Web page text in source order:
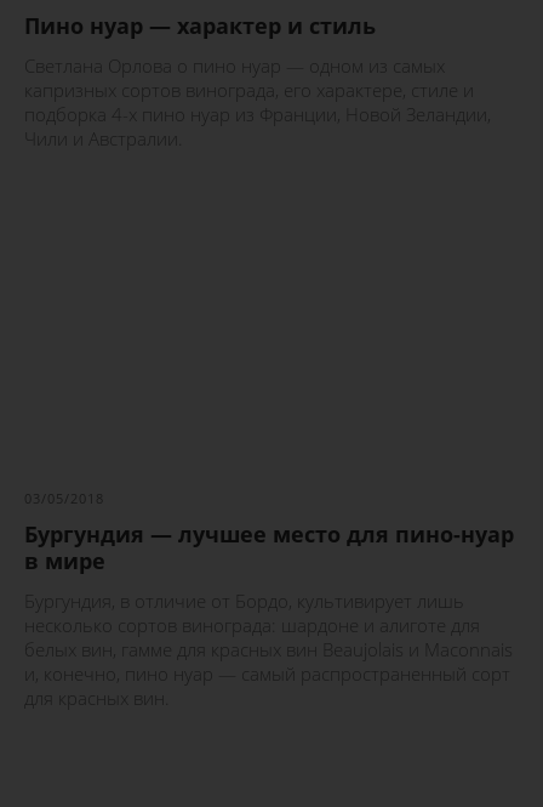
Пино нуар — характер и стиль
Светлана Орлова о пино нуар — одном из самых
капризных сортов винограда, его характере, стиле и
подборка 4-х пино нуар из Франции, Новой Зеландии,
Чили и Австралии.
03/05/2018
Бургундия — лучшее место для пино-нуар
в мире
Бургундия, в отличие от Бордо, культивирует лишь
несколько сортов винограда: шардоне и алиготе для
белых вин, гамме для красных вин Beaujolais и Maconnais
и, конечно, пино нуар — самый распространенный сорт